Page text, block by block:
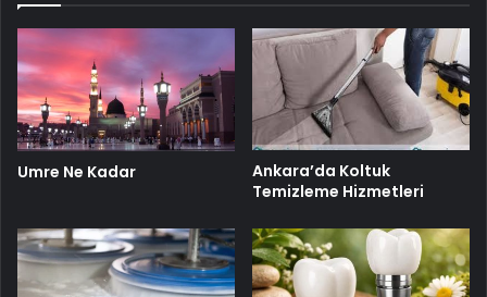
Umre Ne Kadar
Ankara’da Koltuk
Temizleme Hizmetleri